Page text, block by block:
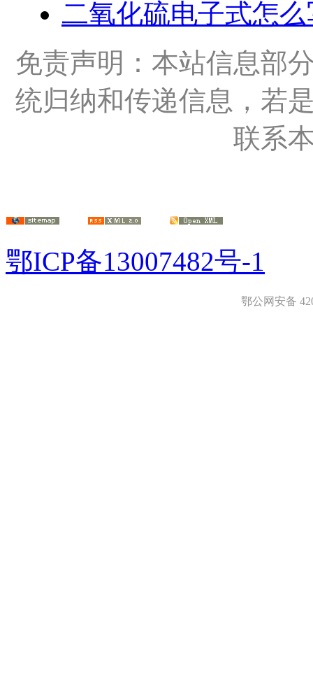
二氧化硫电子式怎
免责声明：本站信息部
统归纳和传递信息，若
联系
鄂ICP备13007482号-1
鄂公网安备